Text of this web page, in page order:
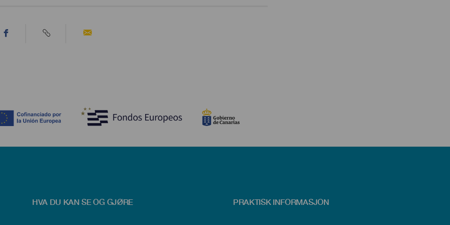
HVA DU KAN SE OG GJØRE PRAKTISK INFORMASJON